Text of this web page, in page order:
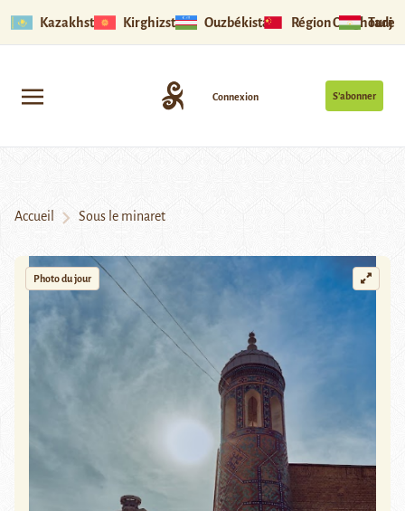
Kazakhstan Kirghizstan Ouzbékistan Région Ouïghoure
S’abonner
Connexion
Accueil Sous le minaret
Photo du jour